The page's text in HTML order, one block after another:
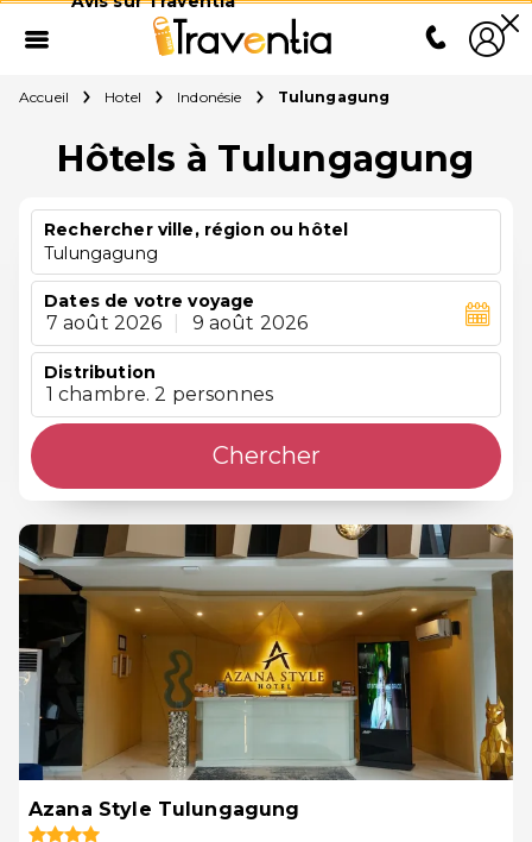
Accueil Hotel Indonésie Tulungagung
Hôtels à Tulungagung
Rechercher ville, région ou hôtel
Tulungagung
Dates de votre voyage
7 août 2026 9 août 2026
Distribution
1 chambre. 2 personnes
Chercher
Azana Style Tulungagung